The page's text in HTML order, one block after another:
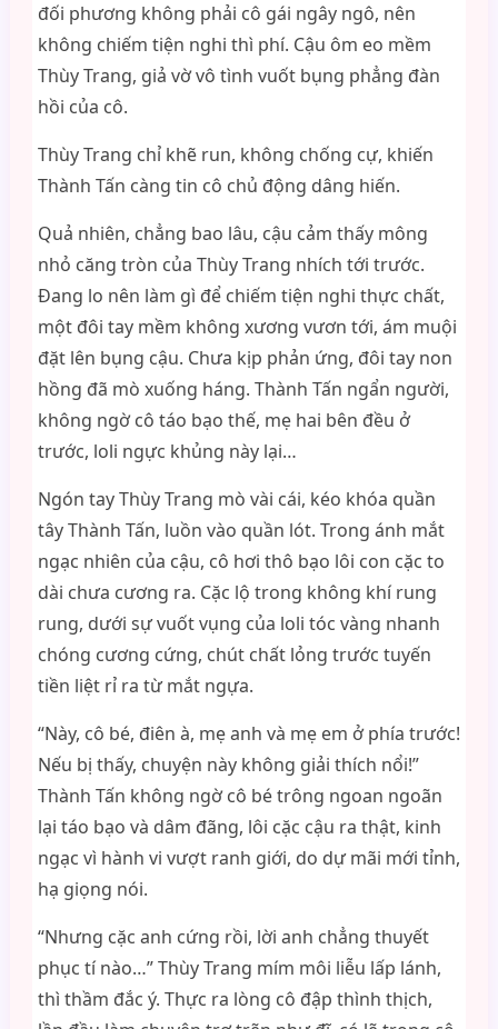
đối phương không phải cô gái ngây ngô, nên
không chiếm tiện nghi thì phí. Cậu ôm eo mềm
Thùy Trang, giả vờ vô tình vuốt bụng phẳng đàn
hồi của cô.
Thùy Trang chỉ khẽ run, không chống cự, khiến
Thành Tấn càng tin cô chủ động dâng hiến.
Quả nhiên, chẳng bao lâu, cậu cảm thấy mông
nhỏ căng tròn của Thùy Trang nhích tới trước.
Đang lo nên làm gì để chiếm tiện nghi thực chất,
một đôi tay mềm không xương vươn tới, ám muội
đặt lên bụng cậu. Chưa kịp phản ứng, đôi tay non
hồng đã mò xuống háng. Thành Tấn ngẩn người,
không ngờ cô táo bạo thế, mẹ hai bên đều ở
trước, loli ngực khủng này lại…
Ngón tay Thùy Trang mò vài cái, kéo khóa quần
tây Thành Tấn, luồn vào quần lót. Trong ánh mắt
ngạc nhiên của cậu, cô hơi thô bạo lôi con cặc to
dài chưa cương ra. Cặc lộ trong không khí rung
rung, dưới sự vuốt vụng của loli tóc vàng nhanh
chóng cương cứng, chút chất lỏng trước tuyến
tiền liệt rỉ ra từ mắt ngựa.
“Này, cô bé, điên à, mẹ anh và mẹ em ở phía trước!
Nếu bị thấy, chuyện này không giải thích nổi!”
Thành Tấn không ngờ cô bé trông ngoan ngoãn
lại táo bạo và dâm đãng, lôi cặc cậu ra thật, kinh
ngạc vì hành vi vượt ranh giới, do dự mãi mới tỉnh,
hạ giọng nói.
“Nhưng cặc anh cứng rồi, lời anh chẳng thuyết
phục tí nào…” Thùy Trang mím môi liễu lấp lánh,
thì thầm đắc ý. Thực ra lòng cô đập thình thịch,